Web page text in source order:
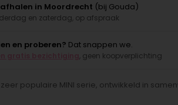
in Moordrecht (bij Gouda)
en zaterdag, op afspraak
en proberen? Dat snappen we.
, geen koopverplichting
populaire MINI serie, ontwikkeld in